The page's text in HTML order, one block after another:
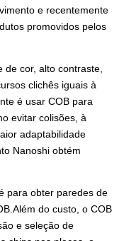
e recentemente
promovidos pelos
cor, alto contraste,
clichês iguais à
é usar COB para
evitar colisões, à
adaptabilidade
Nanoshi obtém
para obter paredes de
do custo, o COB
e seleção de